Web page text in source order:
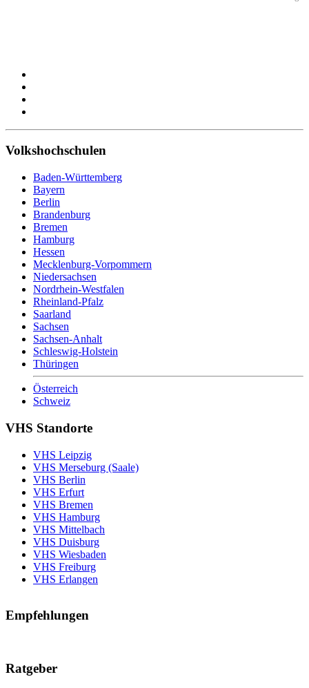
Volkshochschulen
Baden-Württemberg
Bayern
Berlin
Brandenburg
Bremen
Hamburg
Hessen
Mecklenburg-Vorpommern
Niedersachsen
Nordrhein-Westfalen
Rheinland-Pfalz
Saarland
Sachsen
Sachsen-Anhalt
Schleswig-Holstein
Thüringen
Österreich
Schweiz
VHS Standorte
VHS Leipzig
VHS Merseburg (Saale)
VHS Berlin
VHS Erfurt
VHS Bremen
VHS Hamburg
VHS Mittelbach
VHS Duisburg
VHS Wiesbaden
VHS Freiburg
VHS Erlangen
Empfehlungen
Ratgeber